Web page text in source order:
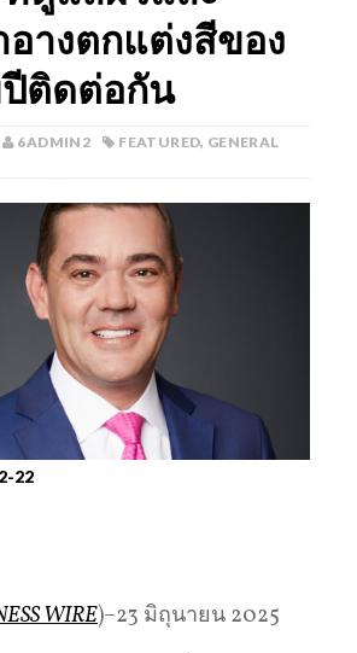
อางตกแต่งสีของ
ติดต่อกัน
6ADMIN2 FEATURED, GENERAL
22
WIRE)–23 มิถุนายน 2025